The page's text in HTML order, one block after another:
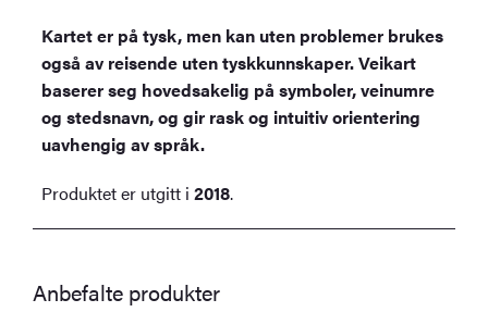
Kartet er på tysk, men kan uten problemer brukes
også av reisende uten tyskkunnskaper. Veikart
baserer seg hovedsakelig på symboler, veinumre
og stedsnavn, og gir rask og intuitiv orientering
uavhengig av språk.
Produktet er utgitt i2018.
Anbefalte produkter